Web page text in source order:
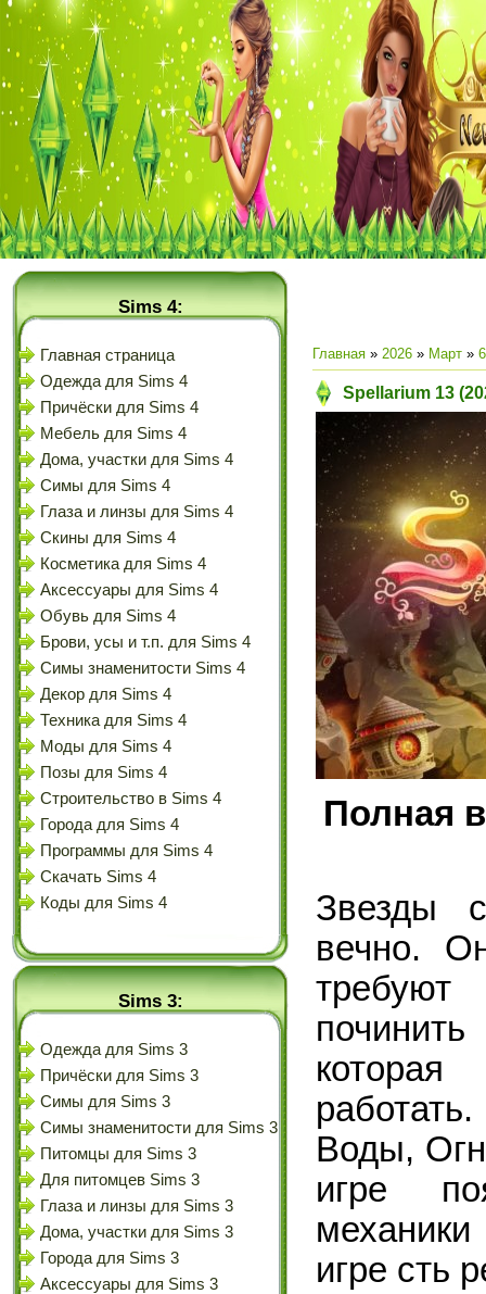
Sims 4:
Главная страница
Одежда для Sims 4
Причёски для Sims 4
Мебель для Sims 4
Дома, участки для Sims 4
Симы для Sims 4
Глаза и линзы для Sims 4
Скины для Sims 4
Косметика для Sims 4
Аксессуары для Sims 4
Обувь для Sims 4
Брови, усы и т.п. для Sims 4
Симы знаменитости Sims 4
Декор для Sims 4
Техника для Sims 4
Моды для Sims 4
Позы для Sims 4
Строительство в Sims 4
Города для Sims 4
Программы для Sims 4
Скачать Sims 4
Коды для Sims 4
Sims 3:
Одежда для Sims 3
Причёски для Sims 3
Симы для Sims 3
Симы знаменитости для Sims 3
Питомцы для Sims 3
Для питомцев Sims 3
Глаза и линзы для Sims 3
Дома, участки для Sims 3
Города для Sims 3
Аксессуары для Sims 3
Главная » 2026 » Март » 6
Spellarium 13
Полная
Звезды
вечно.
Воды,
игре
игре сть